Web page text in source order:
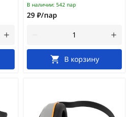
В наличии: 542 пар
29 ₽/пар
В корзину